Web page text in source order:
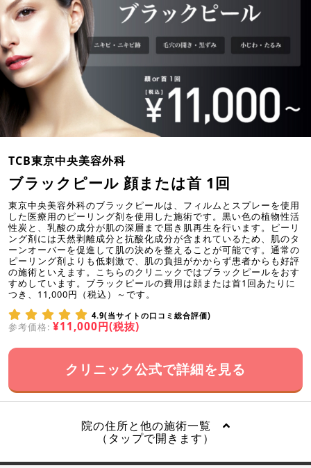
TCB東京中央美容外科
ブラックピール 顔または首 1回
東京中央美容外科のブラックピールは、フィルムとスプレーを使用
した医療用のピーリング剤を使用した施術です。黒い色の植物性活
性炭と、乳酸の成分が肌の深層まで届き肌再生を行います。ピーリ
ング剤には天然剥離成分と抗酸化成分が含まれているため、肌のタ
ーンオーバーを促進して肌の決めを整えることが可能です。通常の
ピーリング剤よりも低刺激で、肌の負担がかからず患者からも好評
の施術といえます。こちらのクリニックではブラックピールをおす
すめしています。ブラックピールの費用は顔または首1回あたりに
つき、11,000円（税込）～です。
4.9(当サイトの口コミ総合評価)
参考価格: ¥11,000円(税抜)
クリニック公式で詳細を見る
院の住所と他の施術一覧
（タップで開きます）